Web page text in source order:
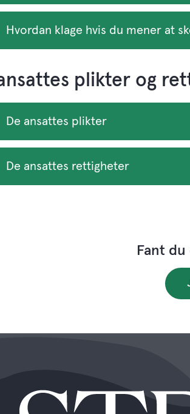
Hvordan klage hvis du mener at
plikter og
De ansattes plikter
De ansattes rettigheter
Fant